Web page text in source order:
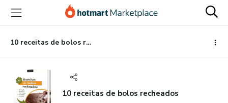
para
conteúdo
principal
para
pagamento
para
rodapé
10 receitas de bolos recheados
10 receitas de bolos recheados